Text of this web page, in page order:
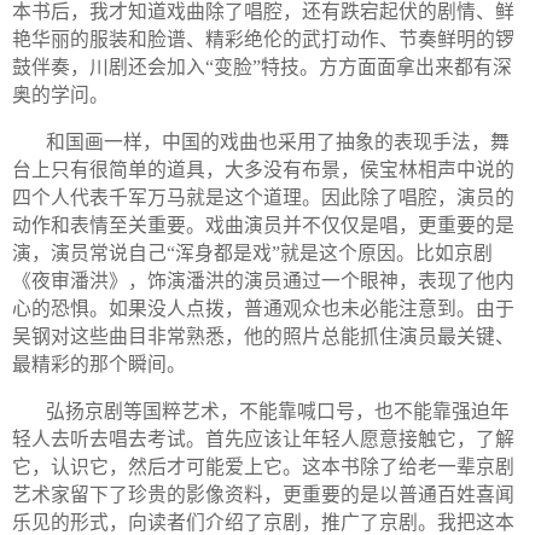
本书后，我才知道戏曲除了唱腔，还有跌宕起伏的剧情、鲜
艳华丽的服装和脸谱、精彩绝伦的武打动作、节奏鲜明的锣
鼓伴奏，川剧还会加入“变脸”特技。方方面面拿出来都有深
奥的学问。
和国画一样，中国的戏曲也采用了抽象的表现手法，舞
台上只有很简单的道具，大多没有布景，侯宝林相声中说的
四个人代表千军万马就是这个道理。因此除了唱腔，演员的
动作和表情至关重要。戏曲演员并不仅仅是唱，更重要的是
演，演员常说自己“浑身都是戏”就是这个原因。比如京剧
《夜审潘洪》，饰演潘洪的演员通过一个眼神，表现了他内
心的恐惧。如果没人点拨，普通观众也未必能注意到。由于
吴钢对这些曲目非常熟悉，他的照片总能抓住演员最关键、
最精彩的那个瞬间。
弘扬京剧等国粹艺术，不能靠喊口号，也不能靠强迫年
轻人去听去唱去考试。首先应该让年轻人愿意接触它，了解
它，认识它，然后才可能爱上它。这本书除了给老一辈京剧
艺术家留下了珍贵的影像资料，更重要的是以普通百姓喜闻
乐见的形式，向读者们介绍了京剧，推广了京剧。我把这本